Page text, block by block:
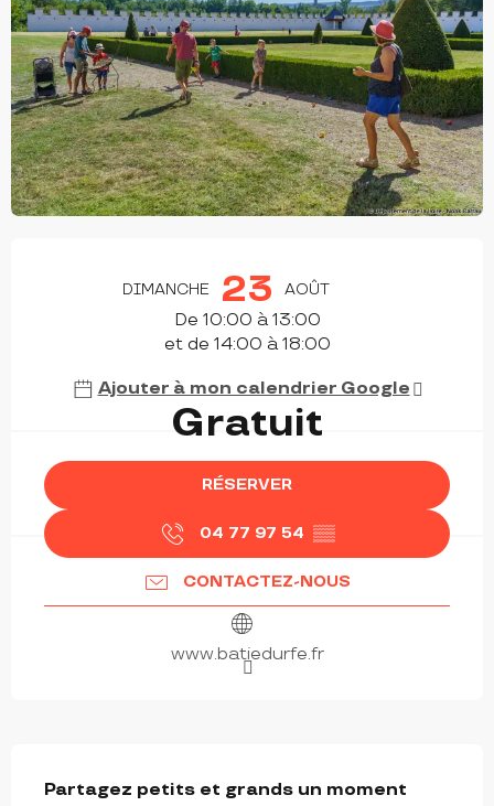
DIMANCHE 23 AOÛT
De 10:00 à 13:00
et de 14:00 à 18:00
Ajouter à mon calendrier Google
Gratuit
RÉSERVER
04 77 97 54 ▒▒
CONTACTEZ-NOUS
www.batiedurfe.fr
Partagez petits et grands un moment